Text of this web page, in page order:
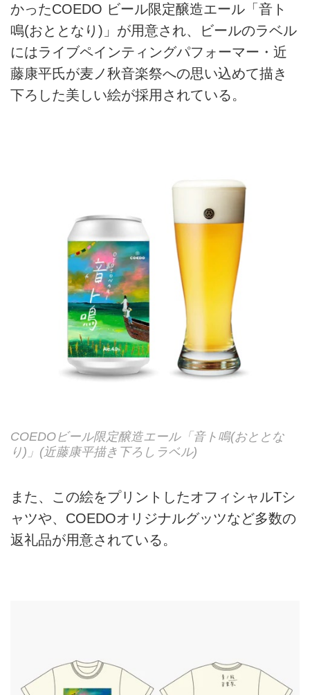
かったCOEDO ビール限定醸造エール「⾳ト
鳴(おととなり)」が用意され、ビールのラベル
にはライブペインティングパフォーマー・近
藤康平⽒が⻨ノ秋⾳楽祭への思い込めて描き
下ろした美しい絵が採用されている。
COEDOビール限定醸造エール「⾳ト鳴(おととな
り)」(近藤康平描き下ろしラベル)
また、この絵をプリントしたオフィシャルTシ
ャツや、COEDOオリジナルグッツなど多数の
返礼品が用意されている。